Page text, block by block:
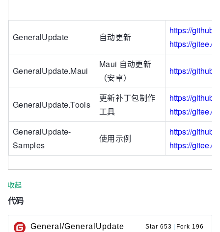
GeneralUpdate 自动更新
https://
https://
GeneralUpdate.Maui
Maui 自动更新
（安卓）
https://
GeneralUpdate.Tools
更新补丁包制作
工具
https://
https://
GeneralUpdate-
Samples
使用示例
https://
https://
收起
代码
General/GeneralUpdate Star 653 Fork 196